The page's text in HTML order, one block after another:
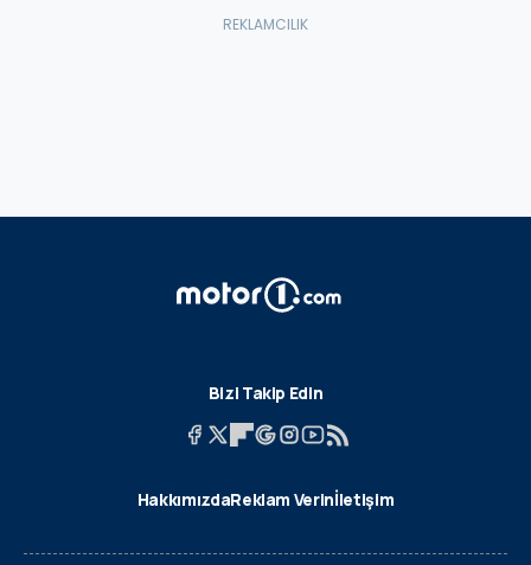
Bizi Takip Edin
HakkımızdaReklam Verinİletişim